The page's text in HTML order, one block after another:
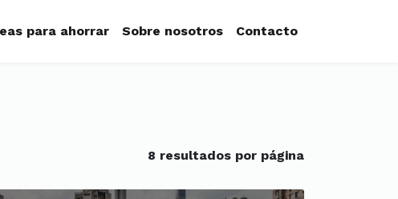
para ahorrar Sobre nosotros Contacto
8 resultados por página